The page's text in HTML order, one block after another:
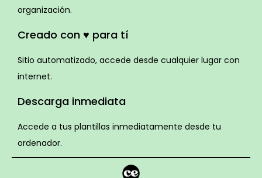
organización.
Creado con ♥ para tí
Sitio automatizado, accede desde cualquier lugar con
internet.
Descarga inmediata
Accede a tus plantillas inmediatamente desde tu
ordenador.